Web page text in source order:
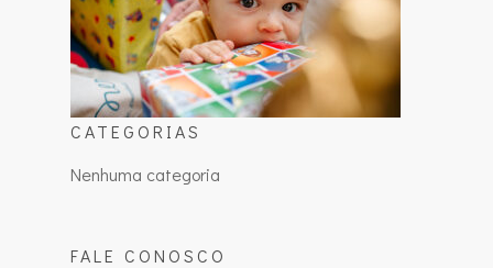
CATEGORIAS
Nenhuma categoria
FALE CONOSCO